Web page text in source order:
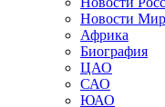
Новости
Африка
Биография
ЦАО
САО
ЮАО